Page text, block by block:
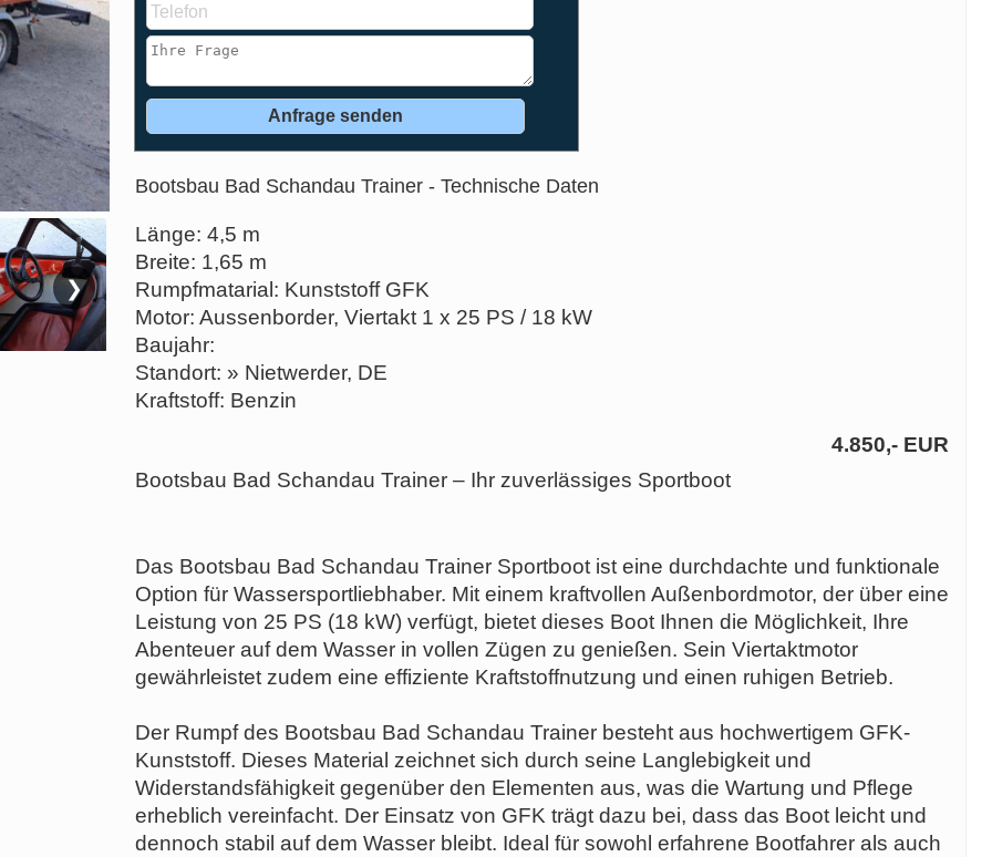
❯
Bootsbau Bad Schandau Trainer - Technische Daten
Länge: 4,5 m
Breite: 1,65 m
Rumpfmatarial: Kunststoff GFK
Motor: Aussenborder, Viertakt 1 x 25 PS / 18 kW
Baujahr:
Standort: » Nietwerder, DE
Kraftstoff: Benzin
4.850,- EUR
Bootsbau Bad Schandau Trainer – Ihr zuverlässiges Sportboot
Das Bootsbau Bad Schandau Trainer Sportboot ist eine durchdachte und funktionale
Option für Wassersportliebhaber. Mit einem kraftvollen Außenbordmotor, der über eine
Leistung von 25 PS (18 kW) verfügt, bietet dieses Boot Ihnen die Möglichkeit, Ihre
Abenteuer auf dem Wasser in vollen Zügen zu genießen. Sein Viertaktmotor
gewährleistet zudem eine effiziente Kraftstoffnutzung und einen ruhigen Betrieb.
Der Rumpf des Bootsbau Bad Schandau Trainer besteht aus hochwertigem GFK-
Kunststoff. Dieses Material zeichnet sich durch seine Langlebigkeit und
Widerstandsfähigkeit gegenüber den Elementen aus, was die Wartung und Pflege
erheblich vereinfacht. Der Einsatz von GFK trägt dazu bei, dass das Boot leicht und
dennoch stabil auf dem Wasser bleibt. Ideal für sowohl erfahrene Bootfahrer als auch